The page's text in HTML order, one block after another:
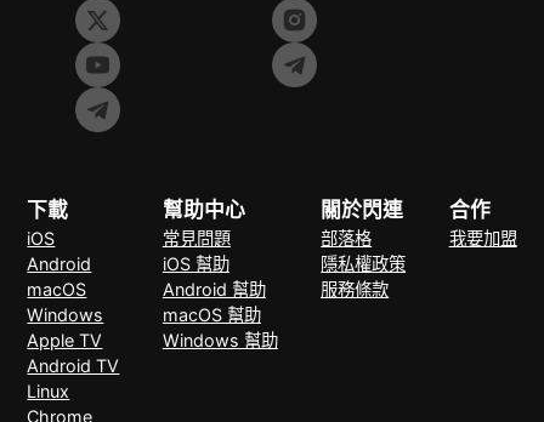
下載
iOS
Android
macOS
Windows
Apple TV
Android TV
Linux
Chrome
幫助中心
常見問題
iOS 幫助
Android 幫助
macOS 幫助
Windows 幫助
關於閃連
部落格
隱私權政策
服務條款
合作
我要加盟